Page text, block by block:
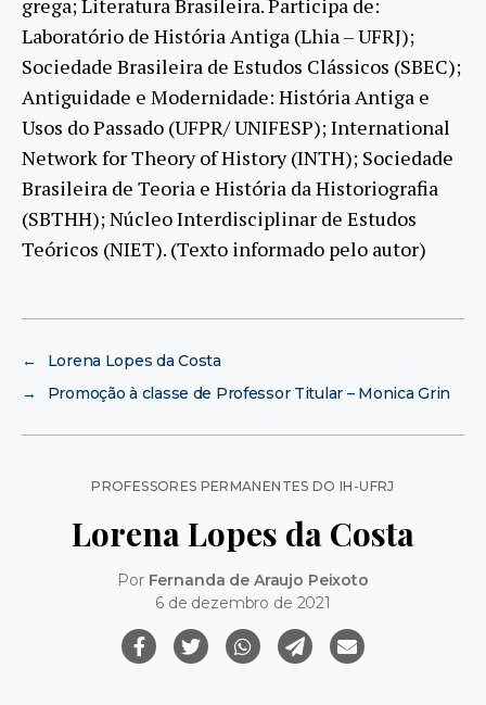
grega; Literatura Brasileira. Participa de:
Laboratório de História Antiga (Lhia – UFRJ);
Sociedade Brasileira de Estudos Clássicos (SBEC);
Antiguidade e Modernidade: História Antiga e
Usos do Passado (UFPR/ UNIFESP); International
Network for Theory of History (INTH); Sociedade
Brasileira de Teoria e História da Historiografia
(SBTHH); Núcleo Interdisciplinar de Estudos
Teóricos (NIET). (Texto informado pelo autor)
←
Lorena Lopes da Costa
→
Promoção à classe de Professor Titular – Monica Grin
Categorias
PROFESSORES PERMANENTES DO IH-UFRJ
Lorena Lopes da Costa
Por Fernanda de Araujo Peixoto
6 de dezembro de 2021